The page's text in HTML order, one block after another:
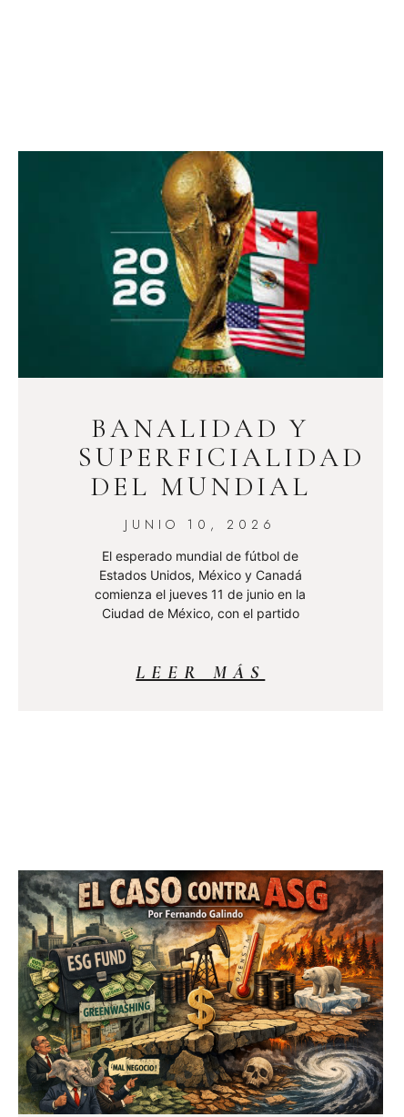
BANALIDAD Y
SUPERFICIALIDAD
DEL MUNDIAL
JUNIO 10, 2026
El esperado mundial de fútbol de
Estados Unidos, México y Canadá
comienza el jueves 11 de junio en la
Ciudad de México, con el partido
LEER MÁS